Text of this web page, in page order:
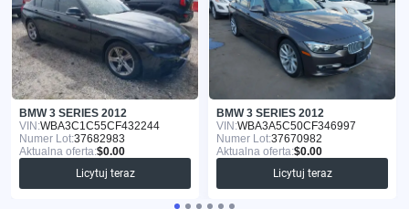
BMW 3 SERIES 2012
VIN:WBA3C1C55CF432244
Numer Lot:37682983
Aktualna oferta:$0.00
Licytuj teraz
BMW 3 SERIES 2012
VIN:WBA3A5C50CF346997
Numer Lot:37670982
Aktualna oferta:$0.00
Licytuj teraz